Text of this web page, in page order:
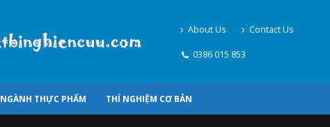
About Us Contact Us
0386 015 853
NGÀNH THỰC PHẨM THÍ NGHIỆM CƠ BẢN